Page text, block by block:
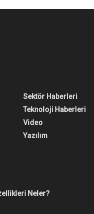
Dudak
çıktı. Sohbet
milyonlarca